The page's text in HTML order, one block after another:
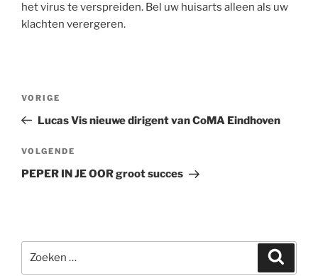
het virus te verspreiden. Bel uw huisarts alleen als uw
klachten verergeren.
Vorig
bericht
VORIGE
Lucas Vis nieuwe dirigent van CoMA Eindhoven
Volgend
bericht
VOLGENDE
PEPER IN JE OOR groot succes
naar: